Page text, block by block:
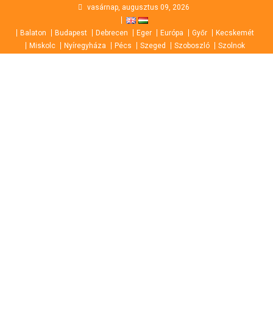
content
vasárnap, augusztus 09, 2026
Balaton Budapest Debrecen Eger Európa Győr
Kecskemét
Miskolc
Nyíregyháza Pécs Szeged Szoboszló Szolnok